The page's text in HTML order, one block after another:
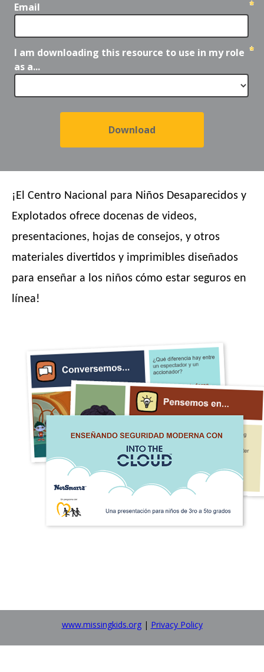
Email
I am downloading this resource to use in my role
as a...
¡El Centro Nacional para Niños Desaparecidos y
Explotados ofrece docenas de videos,
presentaciones, hojas de consejos, y otros
materiales divertidos y imprimibles diseñados
para enseñar a los niños cómo estar seguros en
línea!
www.missingkids.org| Privacy Policy